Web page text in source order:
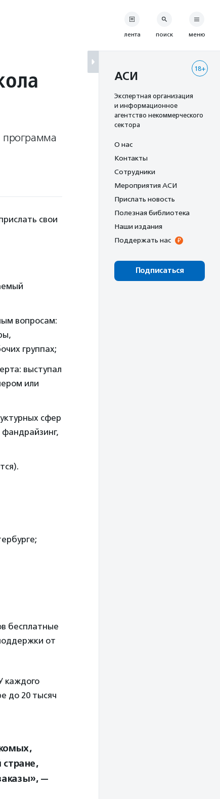
программа
свои
вопросам:
группах;
выступал
или
сфер
бесплатные
от
каждого
до 20 тысяч
стране,
—
лента поиск меню
18+
АСИ
Экспертная организация
и информационное
агентство некоммерческого
сектора
О нас
Контакты
Сотрудники
Мероприятия АСИ
Прислать новость
Полезная библиотека
Наши издания
Поддержать нас
Подписаться